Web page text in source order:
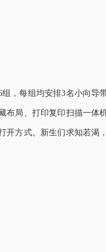
，每组均安排3名小向导
局、打印复印扫描一体
方式。新生们求知若渴